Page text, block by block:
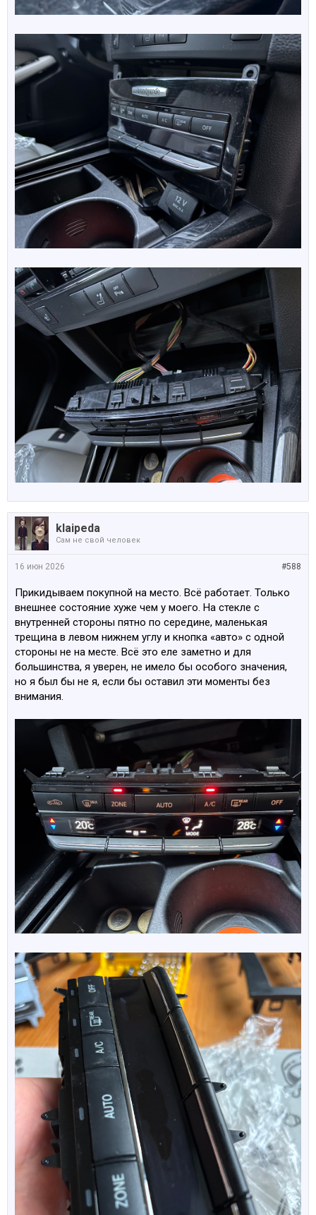
klaipeda
Сам не свой человек
#588
16 июн 2026
Прикидываем покупной на место. Всё работает. Только
внешнее состояние хуже чем у моего. На стекле с
внутренней стороны пятно по середине, маленькая
трещина в левом нижнем углу и кнопка «авто» с одной
стороны не на месте. Всё это еле заметно и для
большинства, я уверен, не имело бы особого значения,
но я был бы не я, если бы оставил эти моменты без
внимания.